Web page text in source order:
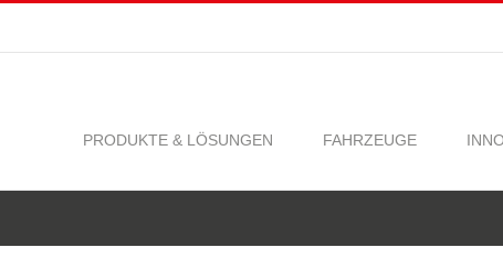
PRODUKTE & LÖSUNGEN FAHRZEUGE